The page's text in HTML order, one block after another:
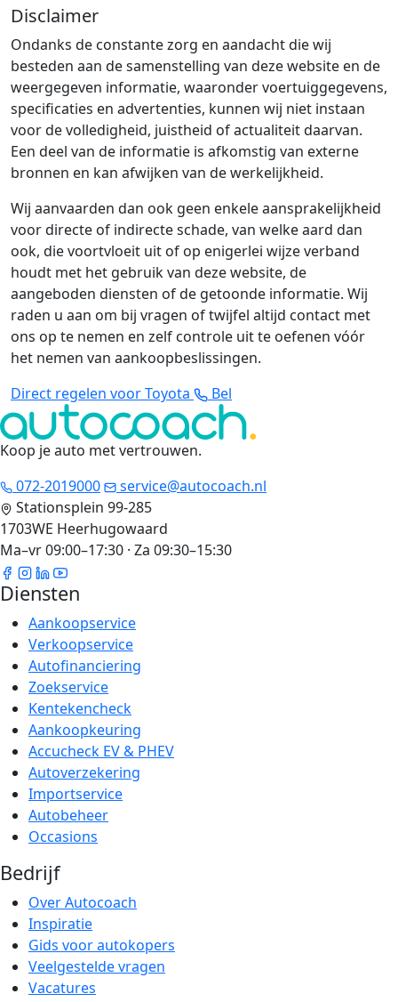
Disclaimer
Ondanks de constante zorg en aandacht die wij
besteden aan de samenstelling van deze website en de
weergegeven informatie, waaronder voertuiggegevens,
specificaties en advertenties, kunnen wij niet instaan
voor de volledigheid, juistheid of actualiteit daarvan.
Een deel van de informatie is afkomstig van externe
bronnen en kan afwijken van de werkelijkheid.
Wij aanvaarden dan ook geen enkele aansprakelijkheid
voor directe of indirecte schade, van welke aard dan
ook, die voortvloeit uit of op enigerlei wijze verband
houdt met het gebruik van deze website, de
aangeboden diensten of de getoonde informatie. Wij
raden u aan om bij vragen of twijfel altijd contact met
ons op te nemen en zelf controle uit te oefenen vóór
het nemen van aankoopbeslissingen.
Direct regelen voor Toyota
Bel
Koop je auto met vertrouwen.
072-2019000
service@autocoach.nl
Stationsplein 99-285
1703WE Heerhugowaard
Ma–vr 09:00–17:30 · Za 09:30–15:30
Diensten
Aankoopservice
Verkoopservice
Autofinanciering
Zoekservice
Kentekencheck
Aankoopkeuring
Accucheck EV & PHEV
Autoverzekering
Importservice
Autobeheer
Occasions
Bedrijf
Over Autocoach
Inspiratie
Gids voor autokopers
Veelgestelde vragen
Vacatures